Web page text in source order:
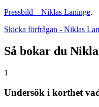
Pressbild – Niklas Laninge.
Skicka förfrågan - Niklas
Så bokar du
1
Undersök i korthet